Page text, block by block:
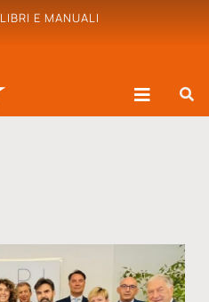
LIBRI E MANUALI